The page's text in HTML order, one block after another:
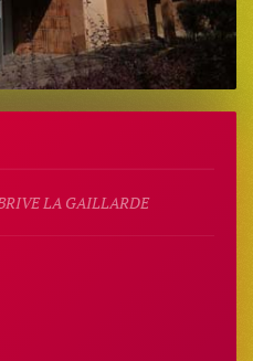
LA GAILLARDE